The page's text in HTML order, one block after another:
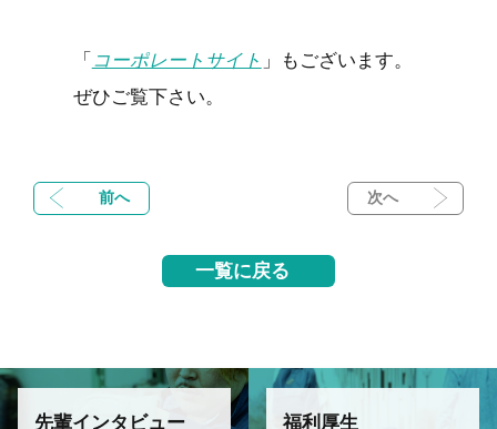
「 コーポレートサイト 」もございます。
ぜひご覧下さい。
前へ 次へ
一覧に戻る
先輩インタビュー 福利厚生